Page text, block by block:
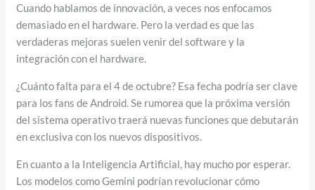
Cuando hablamos de innovación, a veces nos enfocamos
demasiado en el hardware. Pero la verdad es que las
verdaderas mejoras suelen venir del software y la
integración con el hardware.
¿Cuánto falta para el 4 de octubre? Esa fecha podría ser clave
para los fans de Android. Se rumorea que la próxima versión
del sistema operativo traerá nuevas funciones que debutarán
en exclusiva con los nuevos dispositivos.
En cuanto a la Inteligencia Artificial, hay mucho por esperar.
Los modelos como Gemini podrían revolucionar cómo